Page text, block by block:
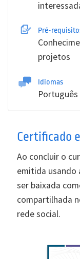
Pré-
projetos
Idiomas
Certificado e
Ao concluir o
emitida usando
ser baixada
compartilhada
rede social.